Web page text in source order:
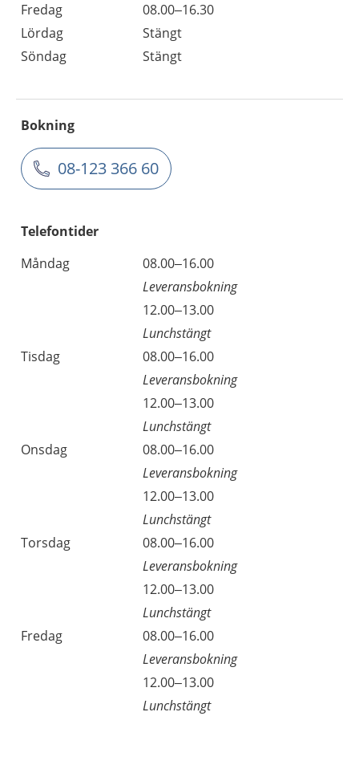
Fredag
08.00–16.30
Lördag
Stängt
Söndag
Stängt
Bokning
08-123 366 60
Telefontider
Måndag
08.00–16.00
Leveransbokning
12.00–13.00
Lunchstängt
Tisdag
08.00–16.00
Leveransbokning
12.00–13.00
Lunchstängt
Onsdag
08.00–16.00
Leveransbokning
12.00–13.00
Lunchstängt
Torsdag
08.00–16.00
Leveransbokning
12.00–13.00
Lunchstängt
Fredag
08.00–16.00
Leveransbokning
12.00–13.00
Lunchstängt